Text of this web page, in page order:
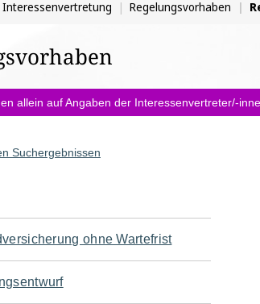
Regelungsvorhaben
allein auf Angaben der Interessenvertreter/-
Suchergebnissen
ohne Wartefrist